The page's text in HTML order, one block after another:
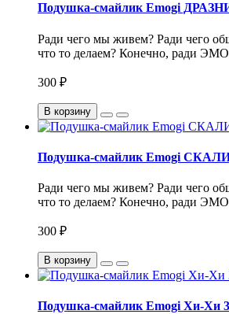
Подушка-смайлик Emogi
Ради чего мы живем? Ради чего
что то делаем? Конечно, ради
300 ₽
В корзину
Подушка-смайлик Emogi
Ради чего мы живем? Ради чего
что то делаем? Конечно, ради
300 ₽
В корзину
Подушка-смайлик Emogi Хи-Хи